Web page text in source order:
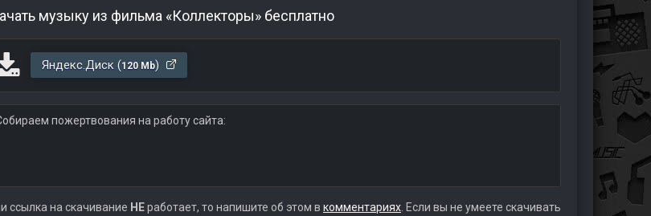
музыку из фильма «Коллекторы» бесплатно
Яндекс.Диск (120 Mb)
пожертвования на работу сайта:
ссылка на скачивание НЕработает, то напишите об этом в комментариях. Если вы не умеете скачивать